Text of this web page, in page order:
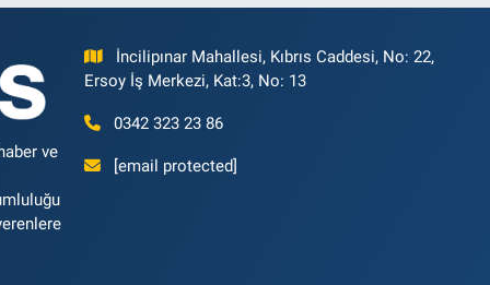
ve
İncilipınar Mahallesi, Kıbrıs Caddesi, No: 22,
Ersoy İş Merkezi, Kat:3, No: 13
0342 323 23 86
[email protected]